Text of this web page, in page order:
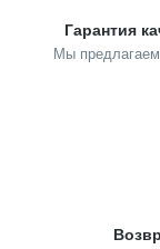
Гарантия
Мы